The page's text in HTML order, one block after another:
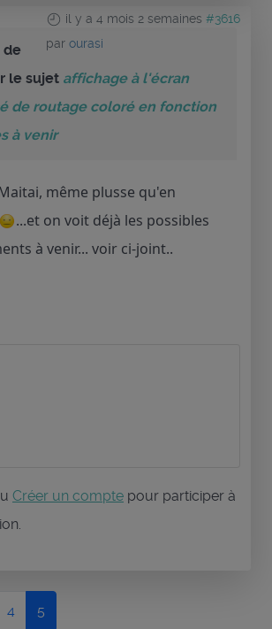
il y a 4 mois 2 semaines #3616
par ourasi
de
le sujet affichage à l'écran
de routage coloré en fonction
à venir
même plusse qu'en
...et on voit déjà les possibles
à venir... voir ci-joint..
Créer un compte pour participer à
4 5